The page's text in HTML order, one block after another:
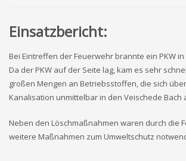
Einsatzbericht:
Bei Eintreffen der Feuerwehr brannte ein PKW
Da der PKW auf der Seite lag, kam es sehr
großen Mengen an Betriebsstoffen, die sich
Kanalisation unmittelbar in den Veischede Bach
Neben den Löschmaßnahmen waren durch die
weitere Maßnahmen zum Umweltschutz